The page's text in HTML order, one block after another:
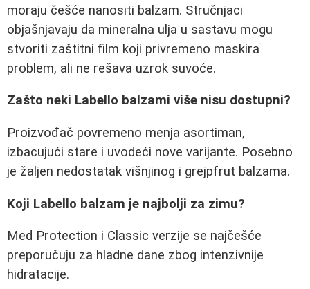
moraju češće nanositi balzam. Stručnjaci
objašnjavaju da mineralna ulja u sastavu mogu
stvoriti zaštitni film koji privremeno maskira
problem, ali ne rešava uzrok suvoće.
Zašto neki Labello balzami više nisu dostupni?
Proizvođač povremeno menja asortiman,
izbacujući stare i uvodeći nove varijante. Posebno
je žaljen nedostatak višnjinog i grejpfrut balzama.
Koji Labello balzam je najbolji za zimu?
Med Protection i Classic verzije se najčešće
preporučuju za hladne dane zbog intenzivnije
hidratacije.